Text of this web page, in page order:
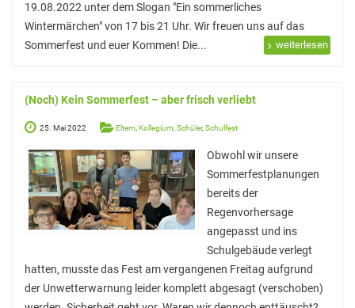
KAoA-Praxistage Sek II
Aufs Mathe-Studium vorbereiten
Ausbildungs- und Studienplatzsuche
Gemeinsam „Lernen lernen“
Soziales Lernen
Wettbewerbe
Sprachen
19.08.2022 unter dem Slogan "Ein sommerliches
Wintermärchen" von 17 bis 21 Uhr. Wir freuen uns auf das
Sommerfest und euer Kommen! Die...
weiterlesen
(Noch) Kein Sommerfest – aber frisch verliebt
25. Mai 2022 Eltern Kollegium Schüler,Schulfest
Obwohl wir unsere
Sommerfestplanungen
bereits der
Regenvorhersage
angepasst und ins
Schulgebäude verlegt
hatten, musste das Fest am vergangenen Freitag aufgrund
der Unwetterwarnung leider komplett abgesagt (verschoben)